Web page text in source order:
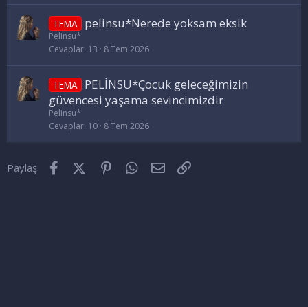
TEMA pelinsu*Nerede yoksam eksik
Pelinsu*
Cevaplar 13 8 Tem 2026
TEMA PELİNSU*Çocuk geleceğimizin
güvencesi yaşama sevincimizdir
Pelinsu*
Cevaplar 10 8 Tem 2026
Paylaş: FacebookX (Twitter)PinterestWhatsApp
E-posta